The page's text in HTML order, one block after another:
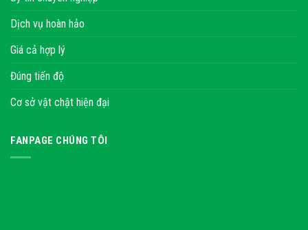
Dịch vụ hoàn hảo
Giá cả hợp lý
Đúng tiến độ
Cơ sở vật chật hiện đại
FANPAGE CHÚNG TÔI